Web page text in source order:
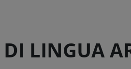
DI LINGUA